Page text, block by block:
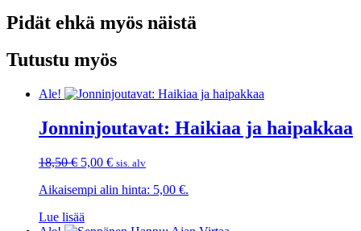
Pidät ehkä myös näistä
Tutustu myös
Ale!
Jonninjoutavat: Haikiaa ja haipakkaa
18,50€ Alkuperäinen
oli:
5,00 €Nykyinen
on:
sis. alv
Aikaisempi alin hinta: 5,00 €.
Lue lisää